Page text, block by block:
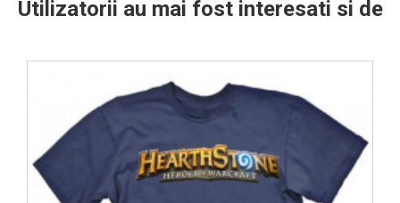
Utilizatorii au mai fost interesati si de